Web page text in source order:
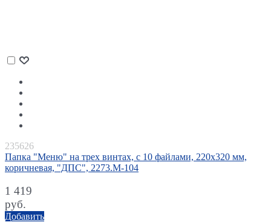
235626
Папка "Меню" на трех винтах, с 10 файлами, 220х320 мм,
коричневая, "ДПС", 2273.М-104
1 419
руб.
Добавить